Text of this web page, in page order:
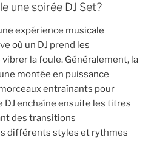
une soirée DJ Set?
expérience musicale
où un DJ prend les
la foule. Généralement, la
montée en puissance
entraînants pour
DJ enchaîne ensuite les titres
des transitions
différents styles et rythmes